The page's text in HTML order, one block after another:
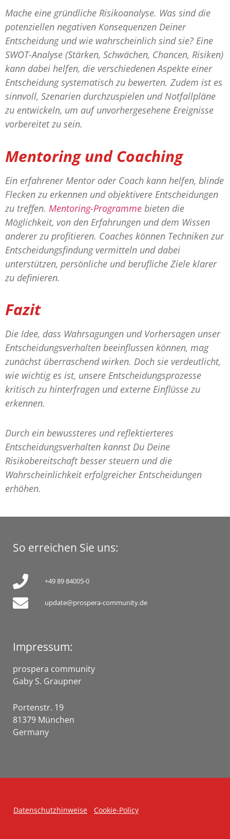
Mache eine gründliche Risikoanalyse. Was sind die
potenziellen negativen Konsequenzen Deiner
Entscheidung und wie wahrscheinlich sind sie? Eine
SWOT-Analyse (Stärken, Schwächen, Chancen, Risiken)
kann dabei helfen, die verschiedenen Aspekte einer
Entscheidung systematisch zu bewerten. Zudem ist es
sinnvoll, Szenarien durchzuspielen und Notfallpläne
zu entwickeln, um auf unvorhergesehene Ereignisse
vorbereitet zu sein.
Mentoring und Coaching
Ein erfahrener Mentor oder Coach kann helfen, blinde
Flecken zu erkennen und objektivere Entscheidungen
zu treffen. Mentoring-Programme bieten die
Möglichkeit, von den Erfahrungen und dem Wissen
anderer zu profitieren. Coaches können Techniken zur
Entscheidungsfindung vermitteln und dabei
unterstützen, persönliche und berufliche Ziele klarer
zu definieren.
Fazit
Die Idee, dass Wahrsagungen und Vorhersagen unser
Entscheidungsverhalten beeinflussen können, mag
zunächst überraschend wirken. Doch sie verdeutlicht,
wie wichtig es ist, unsere Entscheidungsprozesse
kritisch zu hinterfragen und externe Einflüsse zu
erkennen.
Durch ein bewussteres und reflektierteres
Entscheidungsverhalten kannst Du Deine
Risikobereitschaft besser steuern und die
Wahrscheinlichkeit erfolgreicher Entscheidungen
erhöhen.
So erreichen Sie uns:
+49 89 84005-0
update@prospera-community.de
Impressum:
prospera community
Gaby S. Graupner
Portenstr. 19
81379 München
Germany
Datenschutzhinweise Cookie-Policy